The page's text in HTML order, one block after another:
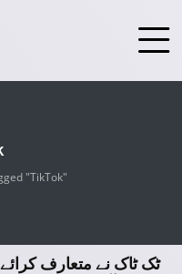
"TikTok"
ٹک ٹاک نے متعارف